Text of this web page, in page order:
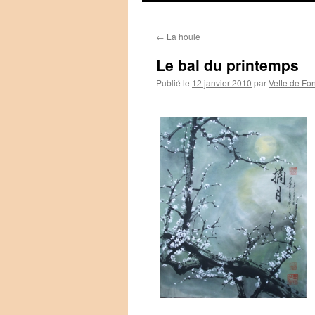
← La houle
Le bal du printemps
Publié le 12 janvier 2010 parVette de